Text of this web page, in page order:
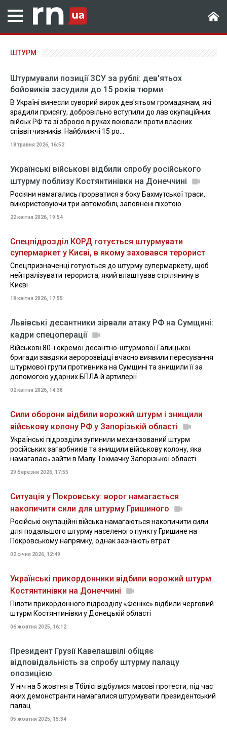
ШТУРМ
Штурмували позиції ЗСУ за рублі: дев'ятьох
бойовиків засудили до 15 років тюрми
В Україні винесли суворий вирок дев'ятьом громадянам, які
зрадили присягу, добровільно вступили до лав окупаційних
військ РФ та зі зброєю в руках воювали проти власних
співвітчизників. Найближчі 15 ро...
18 травня 2026, 16:52
Українські військові відбили спробу російського
штурму поблизу Костянтинівки на Донеччині
Росіяни намагались прорватися з боку Бахмутської траси,
використовуючи три автомобілі, заповнені піхотою
22 квітня 2026, 19:54
Спецпідрозділ КОРД готується штурмувати
супермаркет у Києві, в якому заховався терорист
Спецпризначенці готуються до штурму супермаркету, щоб
нейтралізувати терориста, який влаштував стрілянину в
Києві
18 квітня 2026, 17:55
Львівські десантники зірвали атаку РФ на Сумщині:
кадри спецоперації
Військові 80-ї окремої десантно-штурмової Галицької
бригади завдяки аеророзвідці вчасно виявили пересування
штурмової групи противника на Сумщині та знищили її за
допомогою ударних БПЛА й артилерії
02 квітня 2026, 14:38
Сили оборони відбили ворожий штурм і знищили
військову колону РФ у Запорізькій області
Українські підрозділи зупинили механізований штурм
російських загарбників та знищили військову колону, яка
намагалась зайти в Малу Токмачку Запорізької області
29 березня 2026, 17:55
Ситуація у Покровську: ворог намагається
накопичити сили для штурму Гришиного
Російські окупаційні війська намагаються накопичити сили
для подальшого штурму населеного пункту Гришине на
Покровському напрямку, однак зазнають втрат
02 січня 2026, 12:49
Українські прикордонники відбили ворожий штурм
Костянтинівки на Донеччині
Пілоти прикордонного підрозділу «Фенікс» відбили черговий
штурм Костянтинівки у Донецькій області
06 жовтня 2025, 16:12
Президент Грузії Кавелашвілі обіцяє
відповідальність за спробу штурму палацу
опозицією
У ніч на 5 жовтня в Тбілісі відбулися масові протести, під час
яких демонстранти намагалися штурмувати президентський
палац
05 жовтня 2025, 15:34